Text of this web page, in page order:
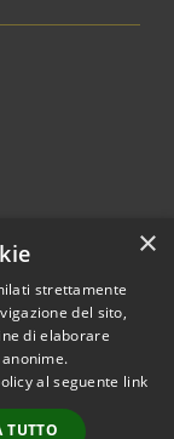
2026 • Comune di
byMunicipium
×
strettamente
del sito,
di elaborare
al seguente link
TUTTO